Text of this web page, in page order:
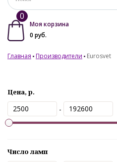
0
Моя корзина
0 руб.
Главная Производители Eurosvet
Цена, р.
-
Число ламп